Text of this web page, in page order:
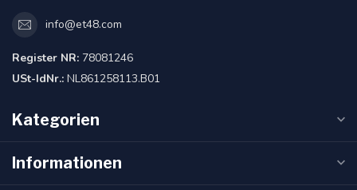
info@et48.com
Register NR: 78081246
USt-IdNr.: NL861258113.B01
Kategorien
Informationen